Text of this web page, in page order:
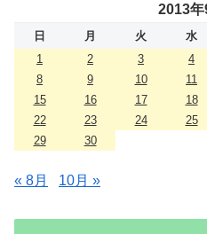
2013年
日 月 火 水
1
2 3 4
8
9 10 11
15
16 17 18
22
23 24 25
29
30
« 8月 10月 »